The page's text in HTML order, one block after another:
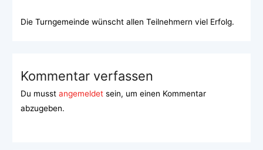
Die Turngemeinde wünscht allen Teilnehmern viel Erfolg.
Kommentar verfassen
Du musst angemeldetsein, um einen Kommentar
abzugeben.